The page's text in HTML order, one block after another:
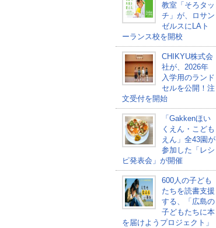
教室「そろタッ
チ」が、ロサン
ゼルスにLAト
ーランス校を開校
CHIKYU株式会
社が、2026年
入学用のランド
セルを公開！注
文受付を開始
「Gakkenほい
くえん・こども
えん」全43園が
参加した「レシ
ピ発表会」が開催
600人の子ども
たちを読書支援
する、「広島の
子どもたちに本
を届けようプロジェクト」